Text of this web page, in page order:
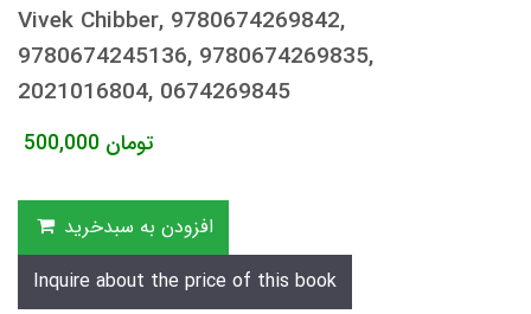
Vivek Chibber, 9780674269842,
9780674245136, 9780674269835,
2021016804, 0674269845
500,000 تومان
افزودن به سبدخرید
Inquire about the price of this book